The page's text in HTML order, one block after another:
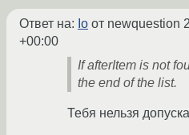
Ответ на: Io от newquestion
+00:00
If afterItem is not
the end of the list.
Тебя нельзя